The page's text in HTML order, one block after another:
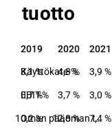
tuotto
2019 2020 2021
2019 2020 2021
Käyttökate-%
3,1 % 4,8 % 3,9 %
EBIT-%
0,7 % 3,7 % 3,0 %
Oman pääoman tuotto-%
10,2 % 12,8 % 7,4 %